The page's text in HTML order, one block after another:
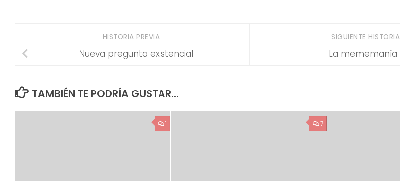
SIGUIENTE HISTORIA
La mememanía
HISTORIA PREVIA
Nueva pregunta existencial
TAMBIÉN TE PODRÍA GUSTAR...
1 7